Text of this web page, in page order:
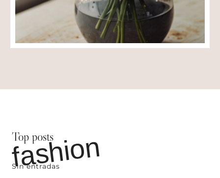
Top posts
fashion
Sin entradas